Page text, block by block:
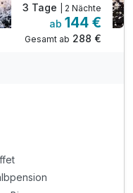
3 Tage | 2 Nächte
ab 144 €
Gesamt ab 288 €